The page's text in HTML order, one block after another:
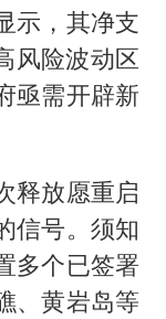
示，其净支
风险波动区
亟需开辟新
释放愿重启
信号。须知
多个已签署
、黄岩岛等